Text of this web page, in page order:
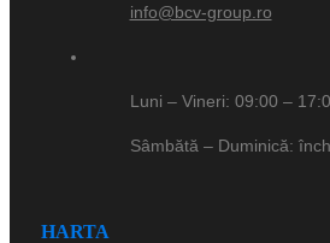
info@bcv-group.ro
Luni – Vineri: 09:00 –
Sâmbătă – Duminică:
HARTA